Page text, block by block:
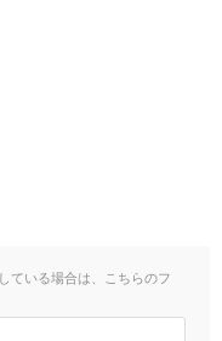
ている場合は、こちらのフ